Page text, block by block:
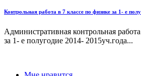
Контрольная работа в 7 классе по физике за 1- е
Административная контрольная
за 1- е полугодие 2014- 2015уч.года...